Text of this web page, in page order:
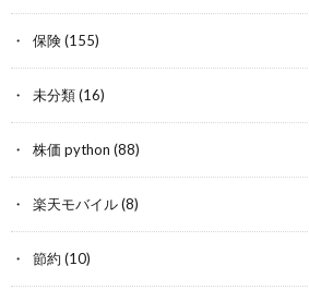
保険(155)
未分類(16)
株価 python (88)
楽天モバイル(8)
節約 (10)